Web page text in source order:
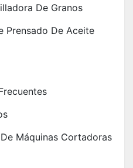
De Granos
Prensado De Aceite
Máquinas Cortadoras